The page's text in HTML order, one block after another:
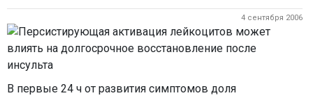
4 сентября 2006
В первые 24 ч от развития симптомов доля